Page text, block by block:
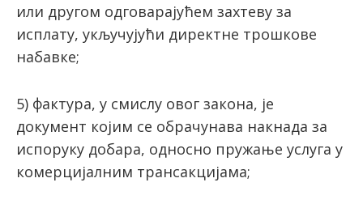
или другом одговарајућем захтеву за
исплату, укључујући директне трошкове
набавке;
5) фактура, у смислу овог закона, је
документ којим се обрачунава накнада за
испоруку добара, односно пружање услуга у
комерцијалним трансакцијама;